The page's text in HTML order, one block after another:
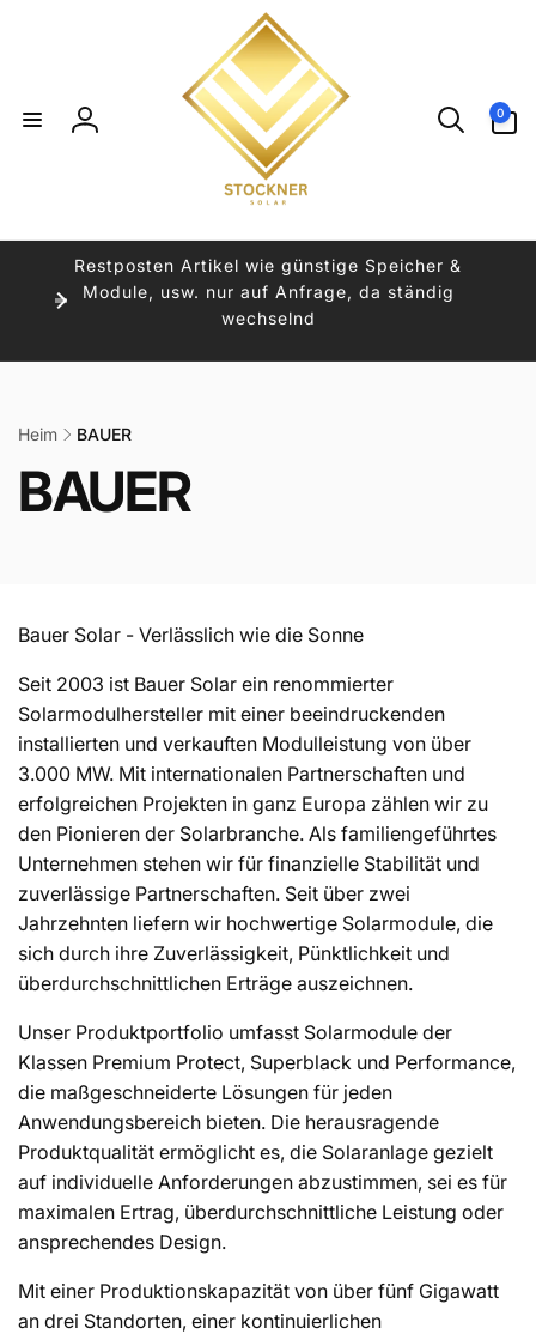
Einloggen
0
Artikel
Restposten Artikel wie günstige Speicher &
Module, usw. nur auf Anfrage, da ständig
wechselnd
Heim BAUER
K
t
e
g
o
r
i
e
:
BAUER
Bauer Solar - Verlässlich wie die Sonne
Seit 2003 ist Bauer Solar ein renommierter
Solarmodulhersteller mit einer beeindruckenden
installierten und verkauften Modulleistung von über
3.000 MW. Mit internationalen Partnerschaften und
erfolgreichen Projekten in ganz Europa zählen wir zu
den Pionieren der Solarbranche. Als familiengeführtes
Unternehmen stehen wir für finanzielle Stabilität und
zuverlässige Partnerschaften. Seit über zwei
Jahrzehnten liefern wir hochwertige Solarmodule, die
sich durch ihre Zuverlässigkeit, Pünktlichkeit und
überdurchschnittlichen Erträge auszeichnen.
Unser Produktportfolio umfasst Solarmodule der
Klassen Premium Protect, Superblack und Performance,
die maßgeschneiderte Lösungen für jeden
Anwendungsbereich bieten. Die herausragende
Produktqualität ermöglicht es, die Solaranlage gezielt
auf individuelle Anforderungen abzustimmen, sei es für
maximalen Ertrag, überdurchschnittliche Leistung oder
ansprechendes Design.
Mit einer Produktionskapazität von über fünf Gigawatt
an drei Standorten, einer kontinuierlichen